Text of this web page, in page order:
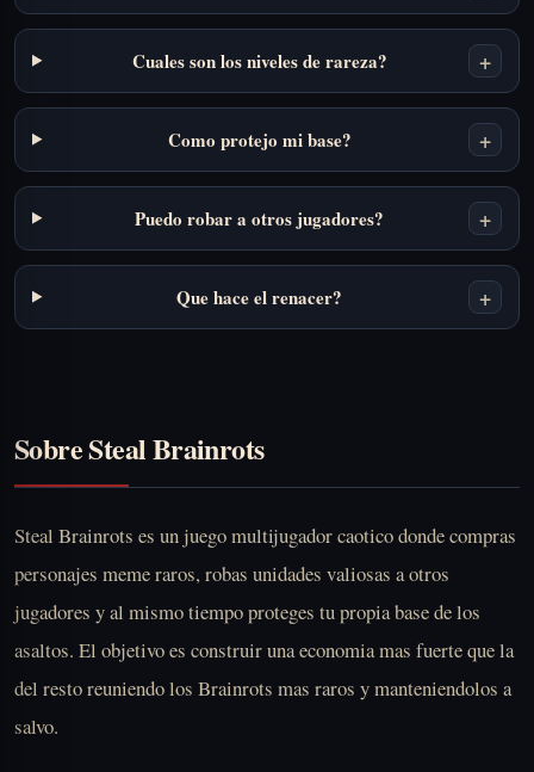
Cuales son los niveles de rareza? +
Como protejo mi base? +
Puedo robar a otros jugadores? +
Que hace el renacer? +
Sobre Steal Brainrots
Steal Brainrots es un juego multijugador caotico donde compras
personajes meme raros, robas unidades valiosas a otros
jugadores y al mismo tiempo proteges tu propia base de los
asaltos. El objetivo es construir una economia mas fuerte que la
del resto reuniendo los Brainrots mas raros y manteniendolos a
salvo.